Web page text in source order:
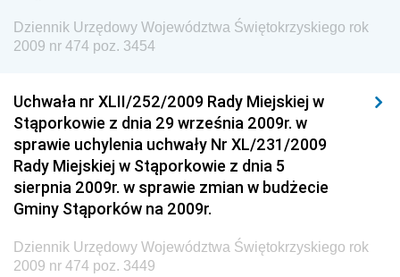
Dziennik Urzędowy Komendy Głównej Straży
Granicznej
Drogowego
Dziennik Urzędowy Narodowego Banku Polskiego
Dziennik Urzędowy Komendy Głównej Policji
Dziennik Urzędowy Ministra Pracy i Polityki
Społecznej
Dziennik Urzędowy Ministra Transportu, Budownictwa
i Gospodarki Morskiej
Dziennik Urzędowy Województwa Świętokrzyskiego rok
2009 nr 474 poz. 3454
Uchwała nr XLII/252/2009 Rady Miejskiej w
Stąporkowie z dnia 29 września 2009r. w
sprawie uchylenia uchwały Nr XL/231/2009
Rady Miejskiej w Stąporkowie z dnia 5
sierpnia 2009r. w sprawie zmian w budżecie
Gminy Stąporków na 2009r.
Dziennik Urzędowy Województwa Świętokrzyskiego rok
2009 nr 474 poz. 3449